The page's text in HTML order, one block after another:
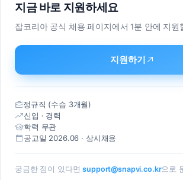
개인정보 필수항목 수집 및 이용 동의
지금 바로 지원하세요
잡코리아 공식 채용 페이지에서 1분 안에 지원
지원하기
정규직 (수습 3개월)
신입 · 경력
학력 무관
공고일 2026.06 · 상시채용
궁금한 점이 있다면support@snapvi.co.kr으로